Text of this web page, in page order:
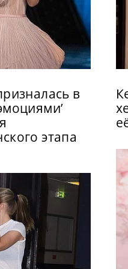
в
этапа